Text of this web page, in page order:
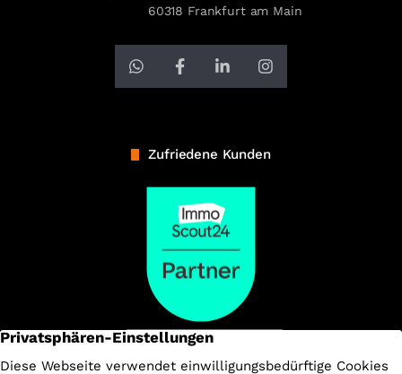
60318 Frankfurt am Main
Zufriedene Kunden